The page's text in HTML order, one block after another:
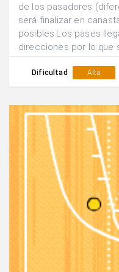
de los pasadores
será finalizar en
posibles.Los pases
direcciones por lo que
con rapidez y eficacia.
Dificultad Alta